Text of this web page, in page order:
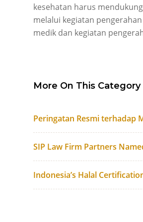
kesehatan harus
melalui kegiatan
medik dan kegiatan
More On This Category
Peringatan Resmi terhadap
SIP Law Firm Partners
Indonesia’s Halal